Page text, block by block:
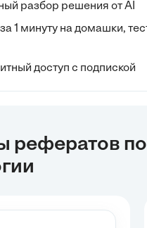
разбор решения от AI
1 минуту на домашки,
доступ с подпиской
рефератов по